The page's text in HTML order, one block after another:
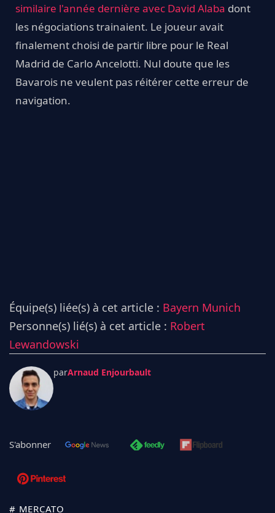
similaire l'année dernière avec David Alaba dont
les négociations trainaient. Le joueur avait
finalement choisi de partir libre pour le Real
Madrid de Carlo Ancelotti. Nul doute que les
Bavarois ne veulent pas réitérer cette erreur de
navigation.
Équipe(s) liée(s) à cet article : Bayern Munich
Personne(s) lié(s) à cet article : Robert
Lewandowski
parArnaud Enjourbault
S'abonner
# MERCATO